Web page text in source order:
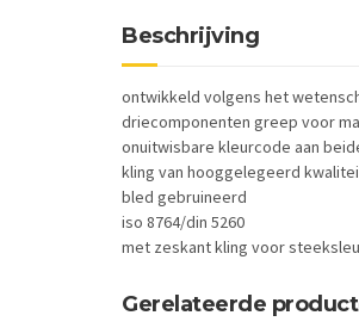
Beschrijving
ontwikkeld volgens het
driecomponenten greep voor
onuitwisbare kleurcode aan
kling van hooggelegeerd
bled gebruineerd
iso 8764/din 5260
met zeskant kling voor
Gerelateerde